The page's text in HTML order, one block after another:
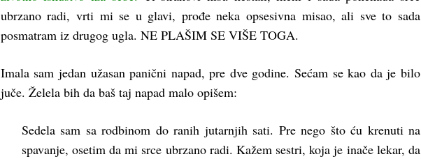
ubrzano radi, vrti mi se u glavi, prođe neka opsesivna misao, ali sve to sada
posmatram iz drugog ugla. NE PLAŠIM SE VIŠE TOGA.
Imala sam jedan užasan panični napad, pre dve godine. Sećam se kao da je bilo
juče. Želela bih da baš taj napad malo opišem:
Sedela sam sa rodbinom do ranih jutarnjih sati. Pre nego što ću krenuti na
spavanje, osetim da mi srce ubrzano radi. Kažem sestri, koja je inače lekar, da